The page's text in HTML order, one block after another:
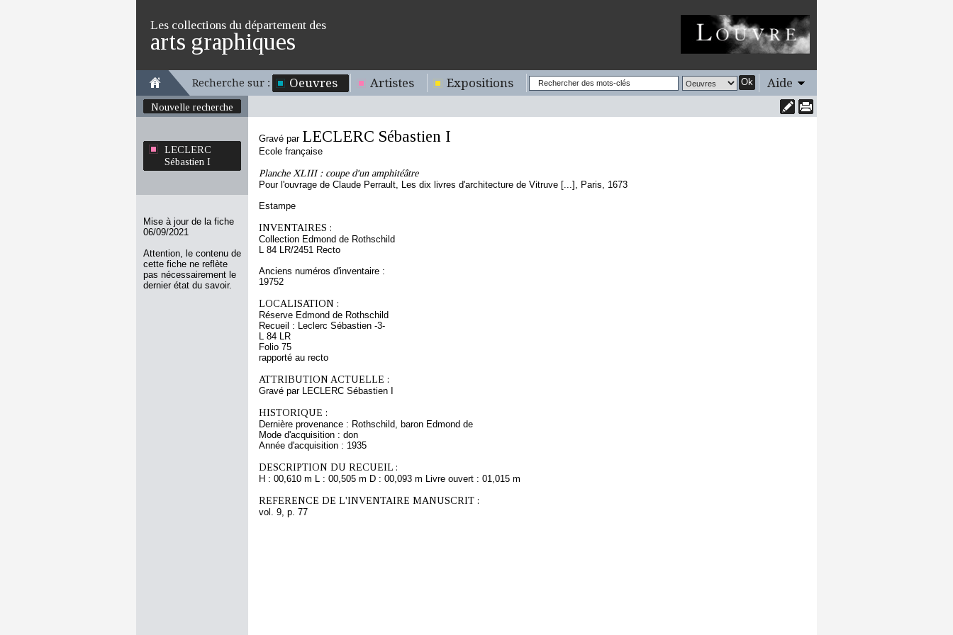
Les collections du département des
arts graphiques
Recherche sur : Oeuvres Artistes Expositions Ok Aide
Nouvelle recherche
LECLERC
Sébastien I
Mise à jour de la fiche
06/09/2021
Attention, le contenu de
cette fiche ne reflète
pas nécessairement le
dernier état du savoir.
Gravé par LECLERC Sébastien I
Ecole française
Planche XLIII : coupe d'un amphitéâtre
Pour l'ouvrage de Claude Perrault, Les dix livres d'architecture de Vitruve [...], Paris, 1673
Estampe
INVENTAIRES :
Collection Edmond de Rothschild
L 84 LR/2451 Recto
Anciens numéros d'inventaire :
19752
LOCALISATION :
Réserve Edmond de Rothschild
Recueil : Leclerc Sébastien -3-
L 84 LR
Folio 75
rapporté au recto
ATTRIBUTION ACTUELLE :
Gravé par LECLERC Sébastien I
HISTORIQUE :
Dernière provenance : Rothschild, baron Edmond de
Mode d'acquisition : don
Année d'acquisition : 1935
DESCRIPTION DU RECUEIL :
H : 00,610 m L : 00,505 m D : 00,093 m Livre ouvert : 01,015 m
REFERENCE DE L'INVENTAIRE MANUSCRIT :
vol. 9, p. 77